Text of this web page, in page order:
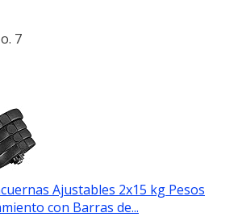
7
Ajustables 2x15 kg Pesos
con Barras de...